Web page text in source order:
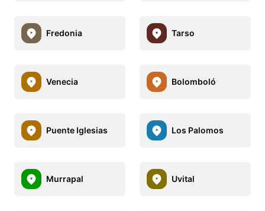
Fredonia Tarso
Venecia Bolomboló
Puente Iglesias Los Palomos
Murrapal Uvital